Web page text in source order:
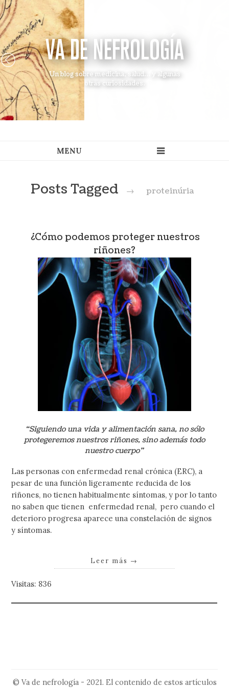
VA DE NEFROLOGÍA
Un blog sobre medicina, salud... y algunas
otras curiosidades.
Posts Tagged → proteinúria
¿Cómo podemos proteger nuestros
riñones?
“Siguiendo una vida y alimentación sana, no sólo
protegeremos nuestros riñones, sino además todo
nuestro cuerpo”
Las personas con enfermedad renal crónica (ERC), a
pesar de una función ligeramente reducida de los
riñones, no tienen habitualmente síntomas, y por lo tanto
no saben que tienen enfermedad renal, pero cuando el
deterioro progresa aparece una constelación de signos
y síntomas.
Leer más →
Visitas: 836
© Va de nefrología - 2021. El contenido de estos artículos